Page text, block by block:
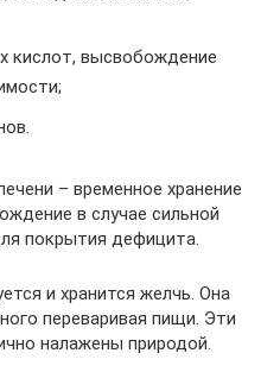
кислот, высвобождение
– временное хранение
в случае сильной
покрытия дефицита.
и хранится желчь. Она
переваривая пищи. Эти
налажены природой.